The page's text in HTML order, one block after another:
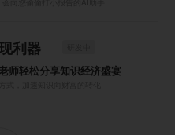
利器
师轻松分享知识经济盛宴